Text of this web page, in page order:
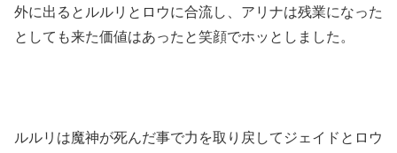
外に出るとルルリとロウに合流し、アリナは残業になった
としても来た価値はあったと笑顔でホッとしました。
ルルリは魔神が死んだ事で力を取り戻してジェイドとロウ